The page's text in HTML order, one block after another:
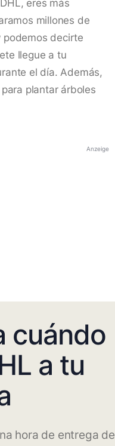
eres más
millones de
podemos decirte
llegue a tu
el día. Además,
plantar árboles
Anzeige
cuándo
a tu
hora de entrega de